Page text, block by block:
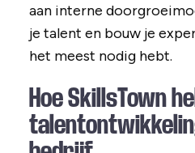
aan interne
je talent en bouw je
het meest nodig hebt.
Hoe SkillsTown